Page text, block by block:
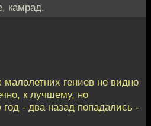
камрад.
малолетних гениев не видно
к лучшему, но
- два назад попадались -